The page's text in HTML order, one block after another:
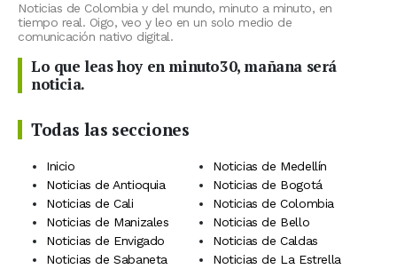
Noticias de Colombia y del mundo, minuto a minuto, en
tiempo real. Oigo, veo y leo en un solo medio de
comunicación nativo digital.
Lo que leas hoy en minuto30, mañana será
noticia.
Todas las secciones
Inicio
Noticias de Medellín
Noticias de Antioquia
Noticias de Bogotá
Noticias de Cali
Noticias de Colombia
Noticias de Manizales
Noticias de Bello
Noticias de Envigado
Noticias de Caldas
Noticias de Sabaneta
Noticias de La Estrella